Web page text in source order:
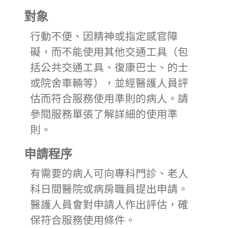
對象
行動不便、因精神或指定感官障
礙，而不能使用其他交通工具（包
括公共交通工具、復康巴士、的士
或院舍車輛等），並經醫護人員評
估而符合服務使用準則的病人。請
參閱服務單張了解詳細的使用準
則。
申請程序
有需要的病人可向專科門診、老人
科日間醫院或病房職員提出申請。
醫護人員會對申請人作出評估，確
保符合服務使用條件。